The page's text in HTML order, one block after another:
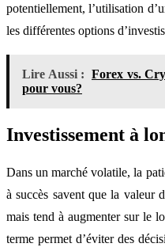
potentiellement, l’utilisation
les différentes options
Lire Aussi : Forex vs.
pour vous?
Investissement à
Dans un marché volatile, la
à succès savent que la valeur
mais tend à augmenter sur le
terme permet d’éviter des